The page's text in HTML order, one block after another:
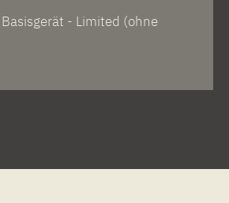
Basisgerät - Limited (ohne